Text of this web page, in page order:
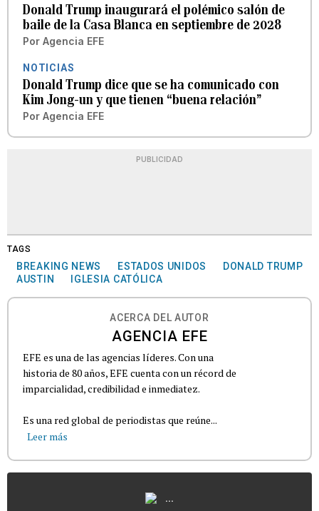
Donald Trump inaugurará el polémico salón de
baile de la Casa Blanca en septiembre de 2028
Por Agencia EFE
NOTICIAS
Donald Trump dice que se ha comunicado con
Kim Jong-un y que tienen “buena relación”
Por Agencia EFE
PUBLICIDAD
TAGS
BREAKING NEWS ESTADOS UNIDOS
DONALD TRUMP
AUSTIN
IGLESIA CATÓLICA
ACERCA DEL AUTOR
AGENCIA EFE
EFE es una de las agencias líderes. Con una
historia de 80 años, EFE cuenta con un récord de
imparcialidad, credibilidad e inmediatez.
Es una red global de periodistas que reúne...
Leer más
...